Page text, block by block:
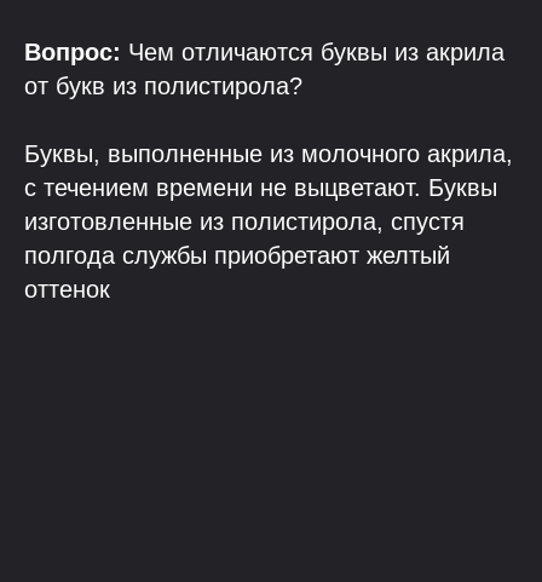
Вопрос: Чем отличаются буквы из акрила
от букв из полистирола?
Буквы, выполненные из молочного акрила,
с течением времени не выцветают. Буквы
изготовленные из полистирола, спустя
полгода службы приобретают желтый
оттенок